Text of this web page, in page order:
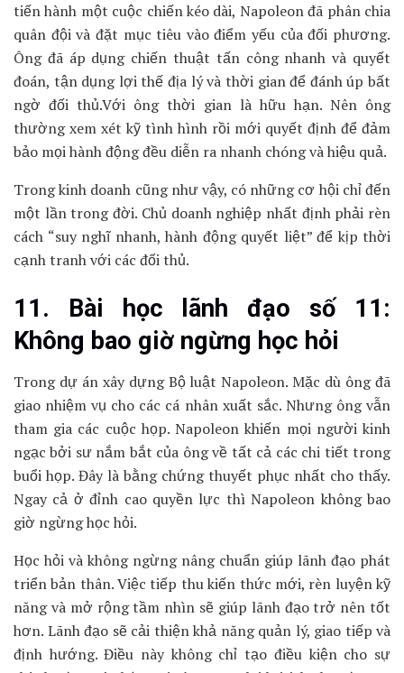
tiến hành một cuộc chiến kéo dài, Napoleon đã phân chia
quân đội và đặt mục tiêu vào điểm yếu của đối phương.
Ông đã áp dụng chiến thuật tấn công nhanh và quyết
đoán, tận dụng lợi thế địa lý và thời gian để đánh úp bất
ngờ đối thủ.Với ông thời gian là hữu hạn. Nên ông
thường xem xét kỹ tình hình rồi mới quyết định để đảm
bảo mọi hành động đều diễn ra nhanh chóng và hiệu quả.
Trong kinh doanh cũng như vậy, có những cơ hội chỉ đến
một lần trong đời. Chủ doanh nghiệp nhất định phải rèn
cách “suy nghĩ nhanh, hành động quyết liệt” để kịp thời
cạnh tranh với các đối thủ.
11. Bài học lãnh đạo số 11:
Không bao giờ ngừng học hỏi
Trong dự án xây dựng Bộ luật Napoleon. Mặc dù ông đã
giao nhiệm vụ cho các cá nhân xuất sắc. Nhưng ông vẫn
tham gia các cuộc họp. Napoleon khiến mọi người kinh
ngạc bởi sư nắm bắt của ông về tất cả các chi tiết trong
buổi họp. Đây là bằng chứng thuyết phục nhất cho thấy.
Ngay cả ở đỉnh cao quyền lực thì Napoleon không bao
giờ ngừng học hỏi.
Học hỏi và không ngừng nâng chuẩn giúp lãnh đạo phát
triển bản thân. Việc tiếp thu kiến thức mới, rèn luyện kỹ
năng và mở rộng tầm nhìn sẽ giúp lãnh đạo trở nên tốt
hơn. Lãnh đạo sẽ cải thiện khả năng quản lý, giao tiếp và
định hướng. Điều này không chỉ tạo điều kiện cho sự